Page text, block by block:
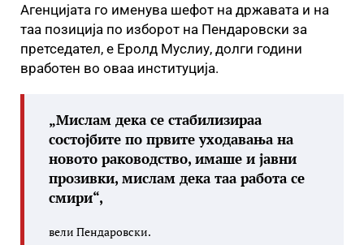
Агенцијата го именува шефот на државата и на
таа позиција по изборот на Пендаровски за
претседател, е Еролд Муслиу, долги години
вработен во оваа институција.
„Мислам дека се стабилизираа
состојбите по првите уходавања на
новото раководство, имаше и јавни
прозивки, мислам дека таа работа се
смири“,
вели Пендаровски.